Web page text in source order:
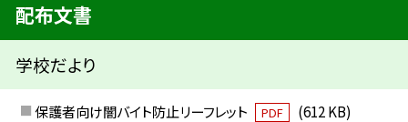
配布文書
学校だより
保護者向け闇バイト防止リーフレット PDF
(612 KB)